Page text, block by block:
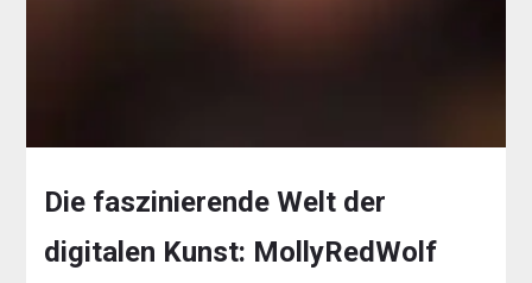
Die faszinierende Welt der
digitalen Kunst: MollyRedWolf